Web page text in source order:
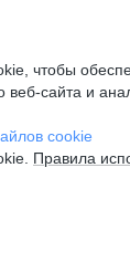
чтобы
сайта и
cookie
Правила